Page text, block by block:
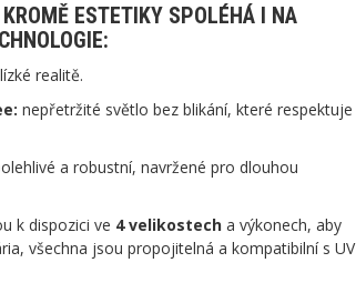
ESTETIKY SPOLÉHÁ I NA
realitě.
nepřetržité světlo bez blikání, které respektuje
a robustní, navržené pro dlouhou
k dispozici ve 4 velikostech a výkonech, aby
všechna jsou propojitelná a kompatibilní s UV